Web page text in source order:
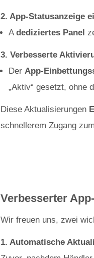
2. App-Statusanzeige
A dediziertes Panel
3. Verbesserte
Der App-
„Aktiv“ gesetzt, ohne
Diese Aktualisierungen
schnellerem Zugang
Verbesserter
Wir freuen uns, zwei
1. Automatische